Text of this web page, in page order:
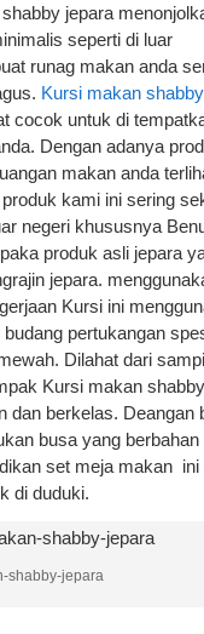
jepara
seperti di luar
runag makan anda
Kursi makan shabby
cocok untuk di
Dengan adanya
makan anda
kami ini sering
negeri khususnya
produk asli jepara
jepara.
Kursi ini
budang pertukangan
Dilahat dari
Kursi makan
dan berkelas. Deangan
busa yang berbahan
set meja makan ini
di duduki.
shabby-jepara